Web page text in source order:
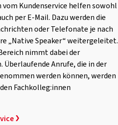
vom Kundenservice helfen sowohl
per E-Mail. Dazu werden die
oder Telefonate je nach
„Native Speaker“ weitergeleitet.
nimmt dabei der
Überlaufende Anrufe, die in der
werden können, werden
Fachkolleg:innen